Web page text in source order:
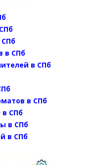
в СПб
в СПб
в СПб
в СПб
в СПб
в СПб